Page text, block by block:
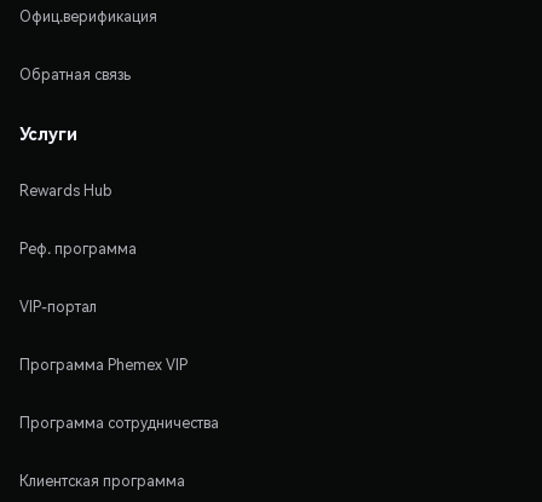
Офиц.верификация
Обратная связь
Услуги
Rewards Hub
Реф. программа
VIP-портал
Программа Phemex VIP
Программа сотрудничества
Клиентская программа